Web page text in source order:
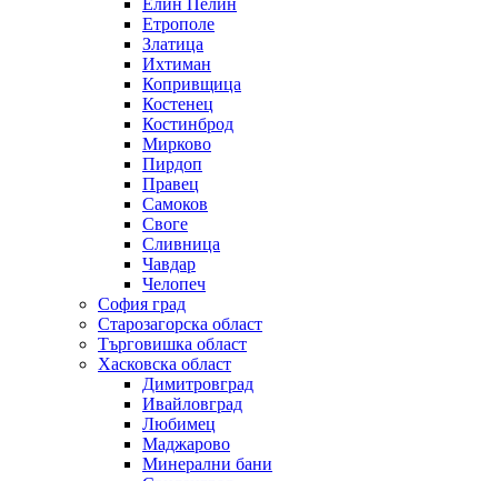
Елин Пелин
Етрополе
Златица
Ихтиман
Копривщица
Костенец
Костинброд
Мирково
Пирдоп
Правец
Самоков
Своге
Сливница
Чавдар
Челопеч
София град
Старозагорска област
Търговишка област
Хасковска област
Димитровград
Ивайловград
Любимец
Маджарово
Минерални бани